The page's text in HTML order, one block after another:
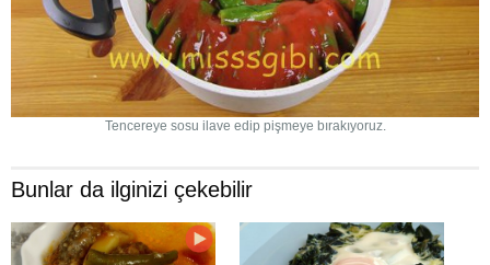
Tencereye sosu ilave edip pişmeye bırakıyoruz.
Bunlar da ilginizi çekebilir